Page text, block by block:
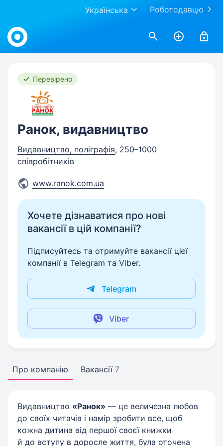
Роботодавцю
Українська
Work.ua
Перевірено
Ранок, видавництво
Видавництво, поліграфія, 250–1000
співробітників
www.ranok.com.ua
Хочете дізнаватися про нові
вакансії в цій компанії?
Підписуйтесь та отримуйте вакансії цієї
компанії в Telegram та Viber.
Telegram
Viber
Про компанію Вакансії 7
Видавництво «Ранок» — це величезна любов
до своїх читачів і намір зробити все, щоб
кожна дитина від першої своєї книжки
й до вступу в доросле життя, була оточена